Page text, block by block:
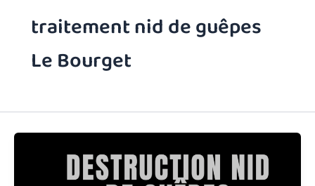
traitement nid de guêpes
Le Bourget